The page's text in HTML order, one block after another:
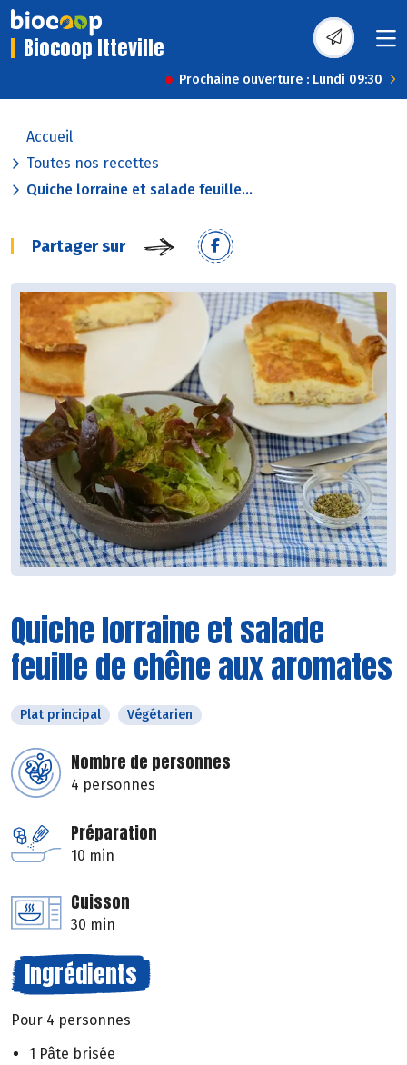
Biocoop Itteville
Prochaine ouverture : Lundi 09:30
Accueil
Toutes nos recettes
Quiche lorraine et salade feuille...
Partager sur
Quiche lorraine et salade
feuille de chêne aux aromates
Plat principal Végétarien
Nombre de personnes
4 personnes
Préparation
10 min
Cuisson
30 min
Ingrédients
Pour 4 personnes
1 Pâte brisée